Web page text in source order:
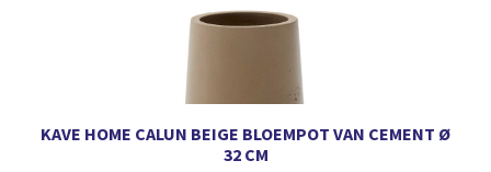
KAVE HOME CALUN BEIGE BLOEMPOT VAN CEMENT Ø
32 CM